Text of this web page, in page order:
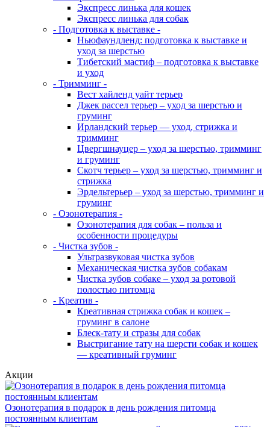
Экспресс линька для кошек
Экспресс линька для собак
- Подготовка к выставке -
Ньюфаундленд: подготовка к выставке и
уход за шерстью
Тибетский мастиф – подготовка к выставке
и уход
- Тримминг -
Вест хайленд уайт терьер
Джек рассел терьер – уход за шерстью и
груминг
Ирландский терьер — уход, стрижка и
тримминг
Цвергшнауцер – уход за шерстью, тримминг
и груминг
Скотч терьер – уход за шерстью, тримминг и
стрижка
Эрдельтерьер – уход за шерстью, тримминг и
груминг
- Озонотерапия -
Озонотерапия для собак – польза и
особенности процедуры
- Чистка зубов -
Ультразвуковая чистка зубов
Механическая чистка зубов собакам
Чистка зубов собаке – уход за ротовой
полостью питомца
- Креатив -
Креативная стрижка собак и кошек –
груминг в салоне
Блеск-тату и стразы для собак
Выстригание тату на шерсти собак и кошек
— креативный груминг
Акции
Озонотерапия в подарок в день рождения питомца
постоянным клиентам